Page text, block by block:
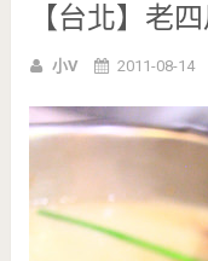
【台北】老
小V 2011-08-14